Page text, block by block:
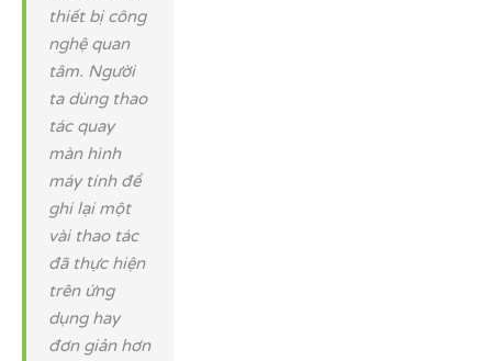
thiết bị công
nghệ quan
tâm. Người
ta dùng thao
tác quay
màn hình
máy tính để
ghi lại một
vài thao tác
đã thực hiện
trên ứng
dụng hay
đơn giản hơn